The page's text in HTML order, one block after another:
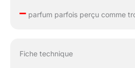
–parfum parfois perçu comme
Fiche technique